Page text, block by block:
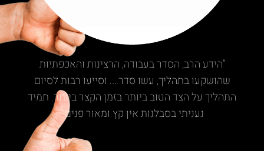
“הידע הרב, הסדר בעבודה, הרצינות והאכפתיות
שהושקעו בתהליך, עשו סדר…. וסייעו רבות לסיום
התהליך על הצד הטוב ביותר בזמן הקצר ביותר. תמיד
נעניתי בסבלנות אין קץ ומאור פנים.”